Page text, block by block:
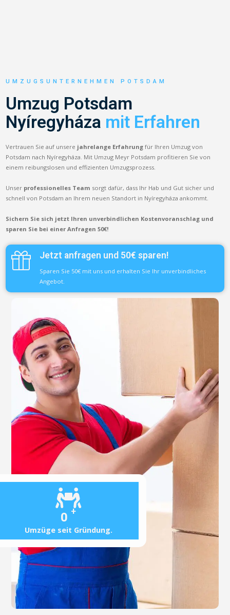
0 +
Umzüge seit Gründung.
UMZUGSUNTERNEHMEN POTSDAM
Umzug Potsdam
Nyíregyháza mit Erfahren
Vertrauen Sie auf unsere jahrelange Erfahrung für Ihren Umzug von
Potsdam nach Nyíregyháza. Mit Umzug Meyr Potsdam profitieren Sie von
einem reibungslosen und effizienten Umzugsprozess.
Unser professionelles Team sorgt dafür, dass Ihr Hab und Gut sicher und
schnell von Potsdam an Ihrem neuen Standort in Nyíregyháza ankommt.
Sichern Sie sich jetzt Ihren unverbindlichen Kostenvoranschlag und
sparen Sie bei einer Anfragen 50€!
Jetzt anfragen und 50€ sparen!
Sparen Sie 50€ mit uns und erhalten Sie Ihr unverbindliches
Angebot.